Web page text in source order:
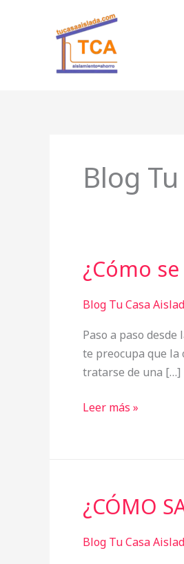
Blog
¿Cómo
Blog Tu Casa
Paso a paso
te preocupa que la
tratarse de una […]
¿Cómo
se
hace
aislamiento
insuflado?
Leer más »
¿CÓMO
Blog Tu Casa
¿CÓMO
SABER
SI